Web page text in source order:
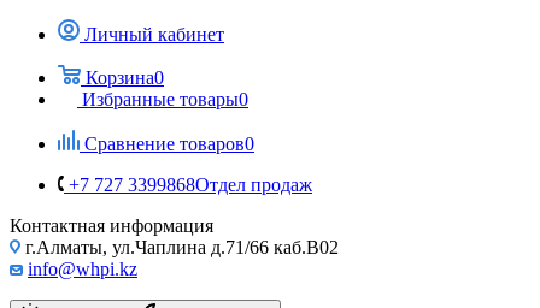
Личный кабинет
Корзина0
Избранные товары0
Сравнение товаров0
+7 727 3399868Отдел продаж
Контактная информация
г.Алматы, ул.Чаплина д.71/66 каб.B02
info@whpi.kz